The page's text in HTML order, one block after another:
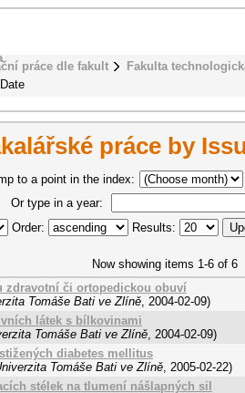
práce dle fakult
Fakulta
práce by
to a point in the index:
Or type in a year:
Order: Results:
Now showing items 1-6 of 6
zdravotní či ortopedickou obuví
Tomáše Bati ve Zlíně, 2004-02-09)
látek s bílkovinami
Tomáše Bati ve Zlíně, 2004-02-09)
diabetes mellitus
Tomáše Bati ve Zlíně, 2005-02-22)
stélek na tlumení nášlapných sil